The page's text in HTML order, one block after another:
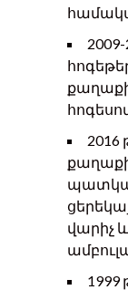
2016
վարիչ